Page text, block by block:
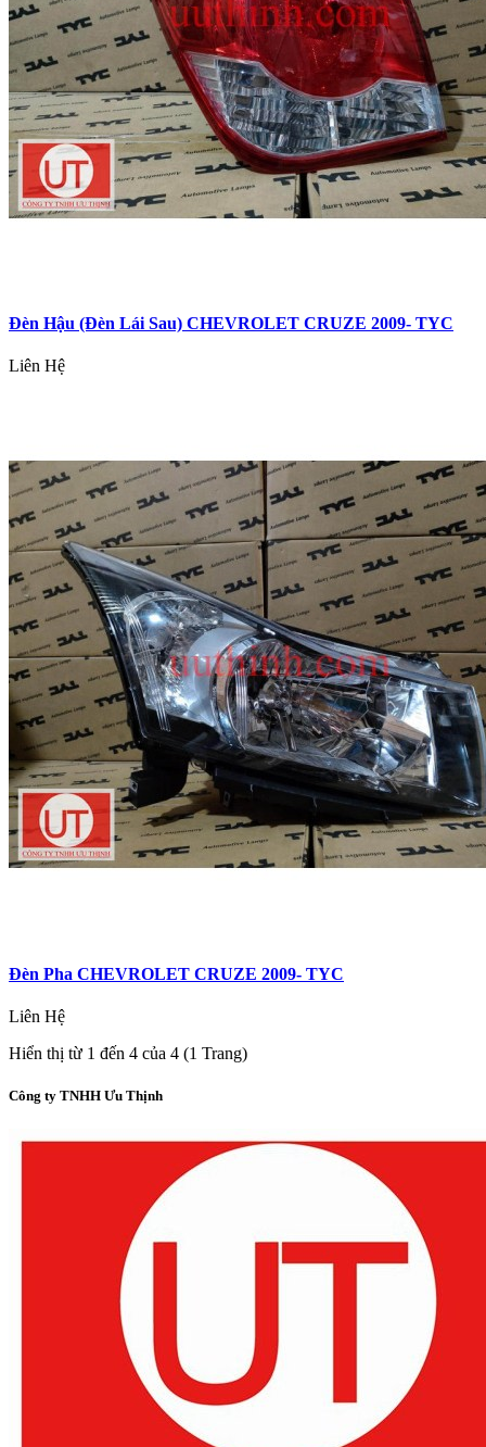
Đèn Hậu (Đèn Lái Sau) CHEVROLET CRUZE 2009- TYC
Liên Hệ
Đèn Pha CHEVROLET CRUZE 2009- TYC
Liên Hệ
Hiển thị từ 1 đến 4 của 4 (1 Trang)
Công ty TNHH Ưu Thịnh